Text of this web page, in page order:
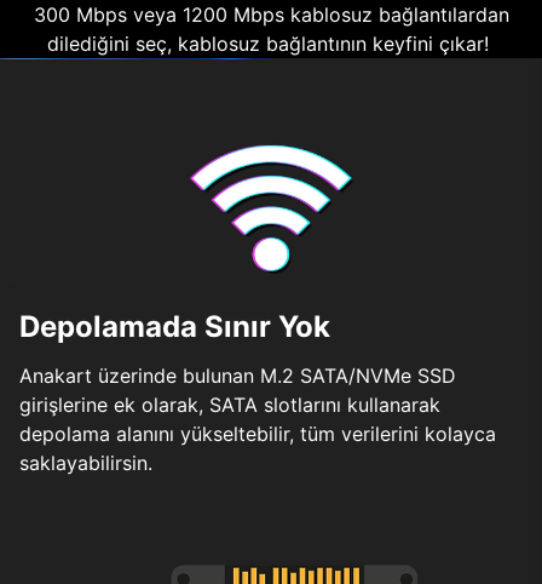
300 Mbps veya 1200 Mbps kablosuz bağlantılardan
dilediğini seç, kablosuz bağlantının keyfini çıkar!
Depolamada Sınır Yok
Anakart üzerinde bulunan M.2 SATA/NVMe SSD
girişlerine ek olarak, SATA slotlarını kullanarak
depolama alanını yükseltebilir, tüm verilerini kolayca
saklayabilirsin.